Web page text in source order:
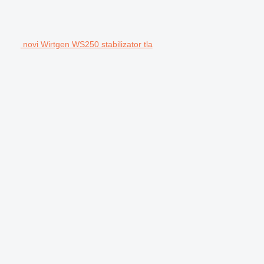
novi Wirtgen WS250 stabilizator tla